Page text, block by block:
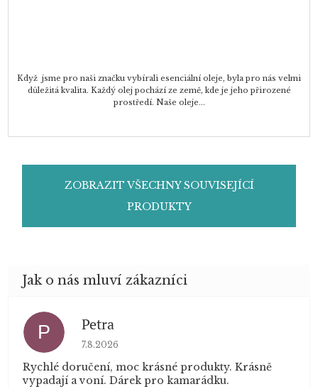
Když jsme pro naši značku vybírali esenciální oleje, byla pro nás velmi
důležitá kvalita. Každý olej pochází ze země, kde je jeho přirozené
prostředí. Naše oleje...
ZOBRAZIT VŠECHNY SOUVISEJÍCÍ
PRODUKTY
P Petra
Hodnocení obchodu je 5 z 5 hvězdiček.
7.8.2026
Rychlé doručení, moc krásné produkty. Krásně
vypadají a voní. Dárek pro kamarádku.